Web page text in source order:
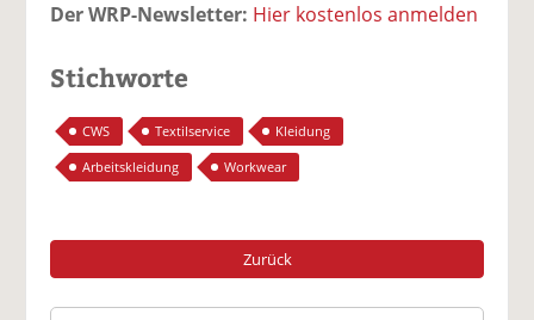
Der WRP-Newsletter: Hier kostenlos anmelden
Stichworte
CWS Textilservice
Kleidung
Arbeitskleidung
Workwear
Zurück